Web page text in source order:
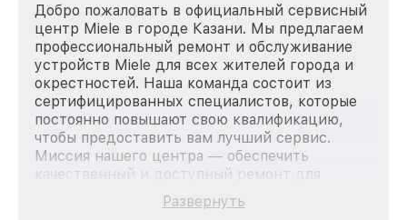
Добро пожаловать в официальный сервисный
центр Miele в городе Казани. Мы предлагаем
профессиональный ремонт и обслуживание
устройств Miele для всех жителей города и
окрестностей. Наша команда состоит из
сертифицированных специалистов, которые
постоянно повышают свою квалификацию,
чтобы предоставить вам лучший сервис.
Миссия нашего центра — обеспечить
качественный и доступный ремонт для
каждого пользователя продукции Miele, вне
зависимости от сложности поломки. Мы
Развернуть